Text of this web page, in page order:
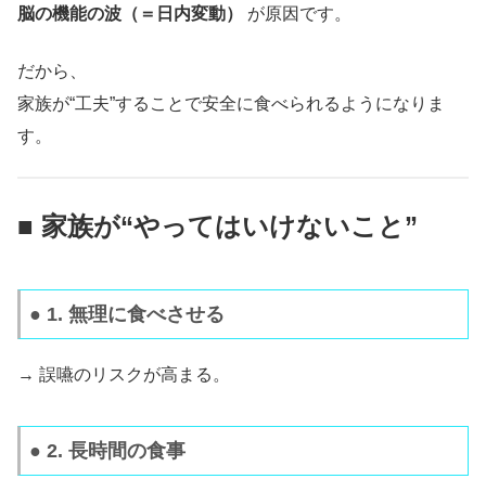
脳の機能の波（＝日内変動）
が原因です。
だから、
家族が“工夫”することで安全に食べられるようになりま
す。
■ 家族が“やってはいけないこと”
● 1. 無理に食べさせる
→ 誤嚥のリスクが高まる。
● 2. 長時間の食事